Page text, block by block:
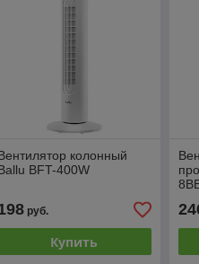
колонный
BFT-400W
руб.
Купить